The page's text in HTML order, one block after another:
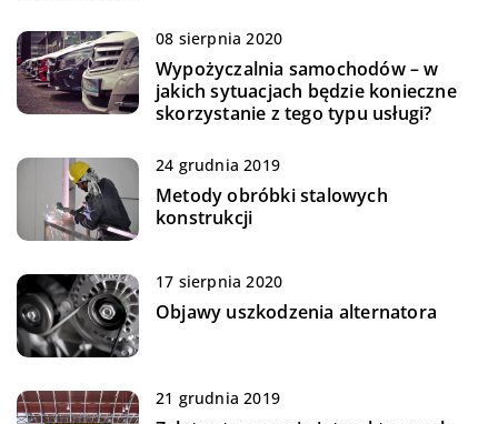
08 sierpnia 2020
Wypożyczalnia samochodów – w
jakich sytuacjach będzie konieczne
skorzystanie z tego typu usługi?
24 grudnia 2019
Metody obróbki stalowych
konstrukcji
17 sierpnia 2020
Objawy uszkodzenia alternatora
21 grudnia 2019